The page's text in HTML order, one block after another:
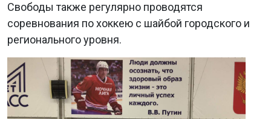
Свободы также регулярно проводятся
соревнования по хоккею с шайбой городского и
регионального уровня.